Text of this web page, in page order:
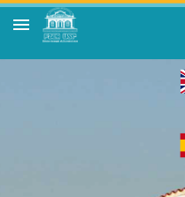
Skip to main content